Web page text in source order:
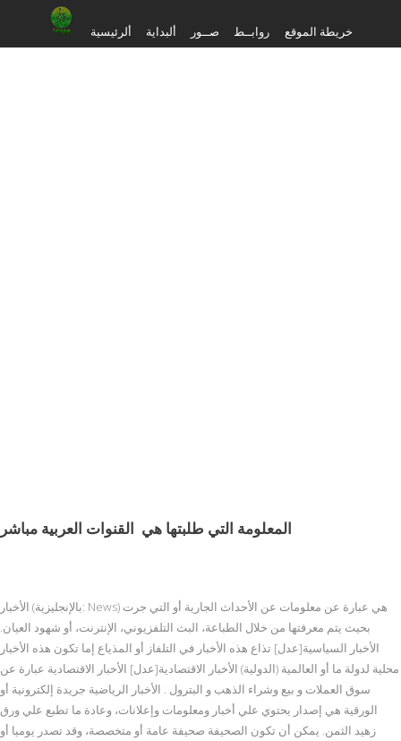
ألرئيسية ألبداية صــور روابــط خريطة الموقع
المعلومة التي طلبتها هي القنوات العربية مباشر
الأخبار (بالإنجليزية: News) هي عبارة عن معلومات عن الأحداث الجارية أو التي جرت
بحيث يتم معرفتها من خلال الطباعة، البث التلفزيوني، الإنترنت، أو شهود العيان.
الأخبار السياسية[عدل] تذاع هذه الأخبار في التلفاز أو المذياع إما تكون هذه الأخبار
محلية لدولة ما أو العالمية (الدولية) الأخبار الاقتصادية[عدل] الأخبار الاقتصادية عبارة عن
سوق العملات و بيع وشراء الذهب و البترول . الأخبار الرياضية جريدة إلكترونية أو
الورقية هي إصدار يحتوي علي أخبار ومعلومات وإعلانات، وعادة ما تطبع علي ورق
زهيد الثمن. يمكن أن تكون الصحيفة صحيفة عامة أو متخصصة، وقد تصدر يوميا أو